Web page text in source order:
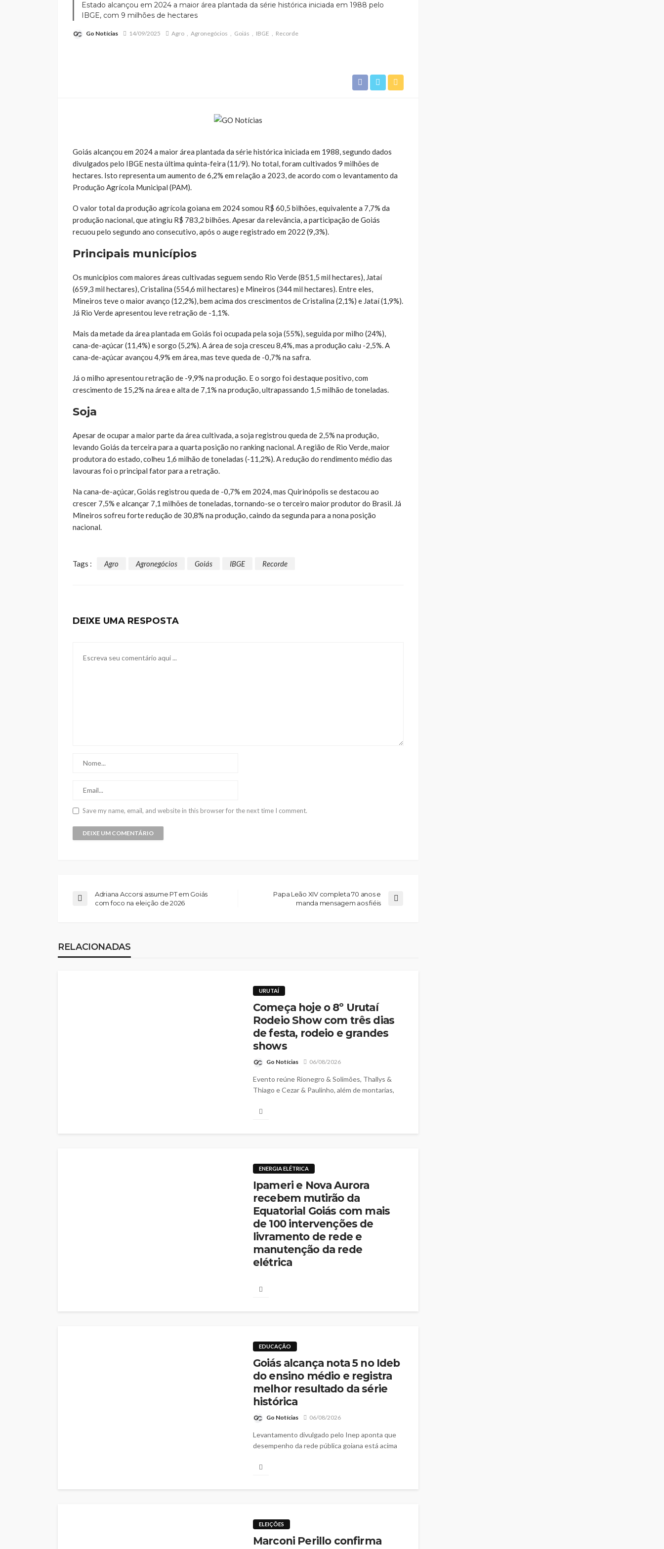
Estado alcançou em 2024 a maior área plantada da série histórica iniciada em 1988 pelo
IBGE, com 9 milhões de hectares
Go Notícias 14/09/2025 Agro Agronegócios Goiás IBGE Recorde
Goiás alcançou em 2024 a maior área plantada da série histórica iniciada em 1988, segundo dados
divulgados pelo IBGE nesta última quinta-feira (11/9). No total, foram cultivados 9 milhões de
hectares. Isto representa um aumento de 6,2% em relação a 2023, de acordo com o levantamento da
Produção Agrícola Municipal (PAM).
O valor total da produção agrícola goiana em 2024 somou R$ 60,5 bilhões, equivalente a 7,7% da
produção nacional, que atingiu R$ 783,2 bilhões. Apesar da relevância, a participação de Goiás
recuou pelo segundo ano consecutivo, após o auge registrado em 2022 (9,3%).
Principais municípios
Os municípios com maiores áreas cultivadas seguem sendo Rio Verde (851,5 mil hectares), Jataí
(659,3 mil hectares), Cristalina (554,6 mil hectares) e Mineiros (344 mil hectares). Entre eles,
Mineiros teve o maior avanço (12,2%), bem acima dos crescimentos de Cristalina (2,1%) e Jataí (1,9%).
Já Rio Verde apresentou leve retração de -1,1%.
Mais da metade da área plantada em Goiás foi ocupada pela soja (55%), seguida por milho (24%),
cana-de-açúcar (11,4%) e sorgo (5,2%). A área de soja cresceu 8,4%, mas a produção caiu -2,5%. A
cana-de-açúcar avançou 4,9% em área, mas teve queda de -0,7% na safra.
Já o milho apresentou retração de -9,9% na produção. E o sorgo foi destaque positivo, com
crescimento de 15,2% na área e alta de 7,1% na produção, ultrapassando 1,5 milhão de toneladas.
Soja
Apesar de ocupar a maior parte da área cultivada, a soja registrou queda de 2,5% na produção,
levando Goiás da terceira para a quarta posição no ranking nacional. A região de Rio Verde, maior
produtora do estado, colheu 1,6 milhão de toneladas (-11,2%). A redução do rendimento médio das
lavouras foi o principal fator para a retração.
Na cana-de-açúcar, Goiás registrou queda de -0,7% em 2024, mas Quirinópolis se destacou ao
crescer 7,5% e alcançar 7,1 milhões de toneladas, tornando-se o terceiro maior produtor do Brasil. Já
Mineiros sofreu forte redução de 30,8% na produção, caindo da segunda para a nona posição
nacional.
Tags : Agro Agronegócios Goiás IBGE Recorde
DEIXE UMA RESPOSTA
Save my name, email, and website in this browser for the next time I comment.
Adriana Accorsi assume PT em Goiás
com foco na eleição de 2026
Papa Leão XIV completa 70 anos e
manda mensagem aos fiéis
RELACIONADAS
URUTAÍ
Começa hoje o 8º Urutaí
Rodeio Show com três dias
de festa, rodeio e grandes
shows
Go Notícias 06/08/2026
Evento reúne Rionegro & Solimões, Thallys &
Thiago e Cezar & Paulinho, além de montarias,
ENERGIA ELÉTRICA
Ipameri e Nova Aurora
recebem mutirão da
Equatorial Goiás com mais
de 100 intervenções de
livramento de rede e
manutenção da rede
elétrica
EDUCAÇÃO
Goiás alcança nota 5 no Ideb
do ensino médio e registra
melhor resultado da série
histórica
Go Notícias 06/08/2026
Levantamento divulgado pelo Inep aponta que
desempenho da rede pública goiana está acima
nos anos finais do ensino fundamental
ELEIÇÕES
Marconi Perillo confirma